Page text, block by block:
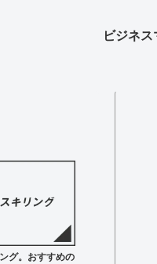
ビジネ
グ。おすすめの